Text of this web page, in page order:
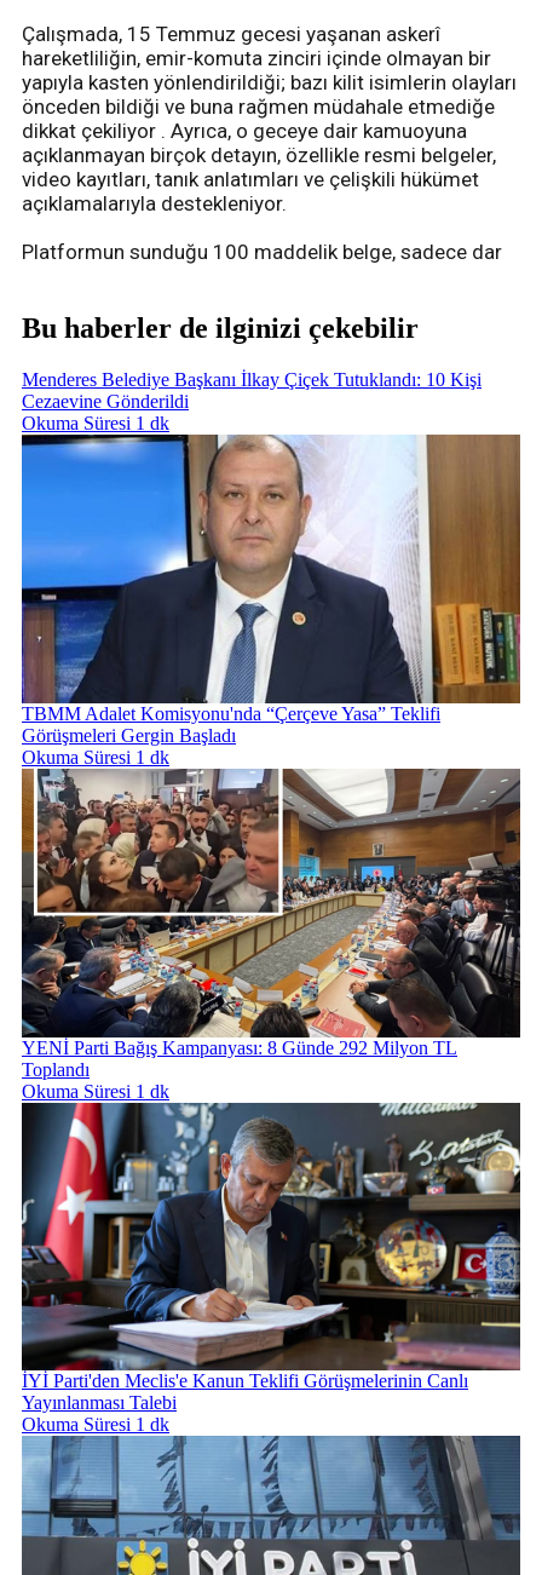
Çalışmada, 15 Temmuz gecesi yaşanan askerî
hareketliliğin, emir-komuta zinciri içinde olmayan bir
yapıyla kasten yönlendirildiği; bazı kilit isimlerin olayları
önceden bildiği ve buna rağmen müdahale etmediğe
dikkat çekiliyor . Ayrıca, o geceye dair kamuoyuna
açıklanmayan birçok detayın, özellikle resmi belgeler,
video kayıtları, tanık anlatımları ve çelişkili hükümet
açıklamalarıyla destekleniyor.
Platformun sunduğu 100 maddelik belge, sadece dar
Bu haberler de ilginizi çekebilir
Menderes Belediye Başkanı İlkay Çiçek Tutuklandı: 10 Kişi
Cezaevine Gönderildi
Okuma Süresi 1 dk
TBMM Adalet Komisyonu'nda “Çerçeve Yasa” Teklifi
Görüşmeleri Gergin Başladı
Okuma Süresi 1 dk
YENİ Parti Bağış Kampanyası: 8 Günde 292 Milyon TL
Toplandı
Okuma Süresi 1 dk
İYİ Parti'den Meclis'e Kanun Teklifi Görüşmelerinin Canlı
Yayınlanması Talebi
Okuma Süresi 1 dk